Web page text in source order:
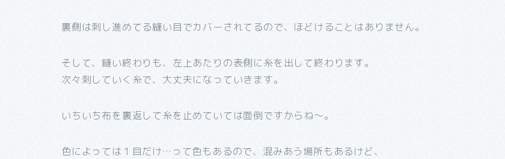
裏側は刺し進めてる縫い目でカバーされてるので、ほどけることはありません。
そして、縫い終わりも、左上あたりの表側に糸を出して終わります。
次々刺していく糸で、大丈夫になっていきます。
いちいち布を裏返して糸を止めていては面倒ですからね～。
色によっては１目だけ…って色もあるので、混みあう場所もあるけど、